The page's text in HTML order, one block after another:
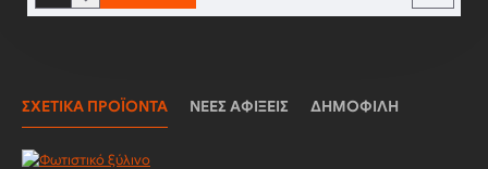
ΣΧΕΤΙΚΆ ΠΡΟΪΌΝΤΑ ΝΈΕΣ ΑΦΊΞΕΙΣ ΔΗΜΟΦΙΛΉ